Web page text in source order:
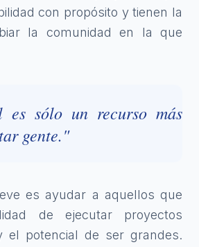
con propósito y tienen la
la comunidad en la que
es sólo un recurso más
gente."
es ayudar a aquellos que
de ejecutar proyectos
el potencial de ser grandes.